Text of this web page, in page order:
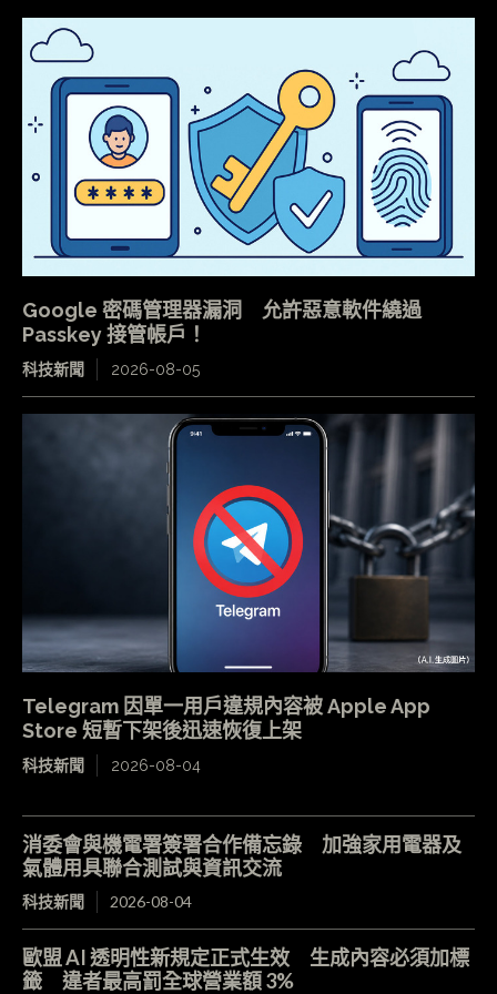
Google 密碼管理器漏洞 允許惡意軟件繞過
Passkey 接管帳戶！
科技新聞 2026-08-05
Telegram 因單一用戶違規內容被 Apple App
Store 短暫下架後迅速恢復上架
科技新聞 2026-08-04
消委會與機電署簽署合作備忘錄 加強家用電器及
氣體用具聯合測試與資訊交流
科技新聞 2026-08-04
歐盟 AI 透明性新規定正式生效 生成內容必須加標
籤 違者最高罰全球營業額 3%